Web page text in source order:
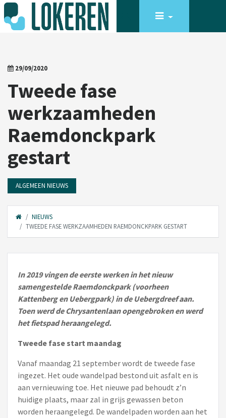
29/09/2020
Tweede fase
werkzaamheden
Raemdonckpark
gestart
ALGEMEEN NIEUWS
NIEUWS
TWEEDE FASE WERKZAAMHEDEN RAEMDONCKPARK GESTART
In 2019 vingen de eerste werken in het nieuw
samengestelde Raemdonckpark (voorheen
Kattenberg en Uebergpark) in de Uebergdreef aan.
Toen werd de Chrysantenlaan opengebroken en werd
het fietspad heraangelegd.
Tweede fase start maandag
Vanaf maandag 21 september wordt de tweede fase
ingezet. Het oude wandelpad bestond uit asfalt en is
aan vernieuwing toe. Het nieuwe pad behoudt z’n
huidige plaats, maar zal in grijs gewassen beton
worden heraangelegd. De wandelpaden worden aan het